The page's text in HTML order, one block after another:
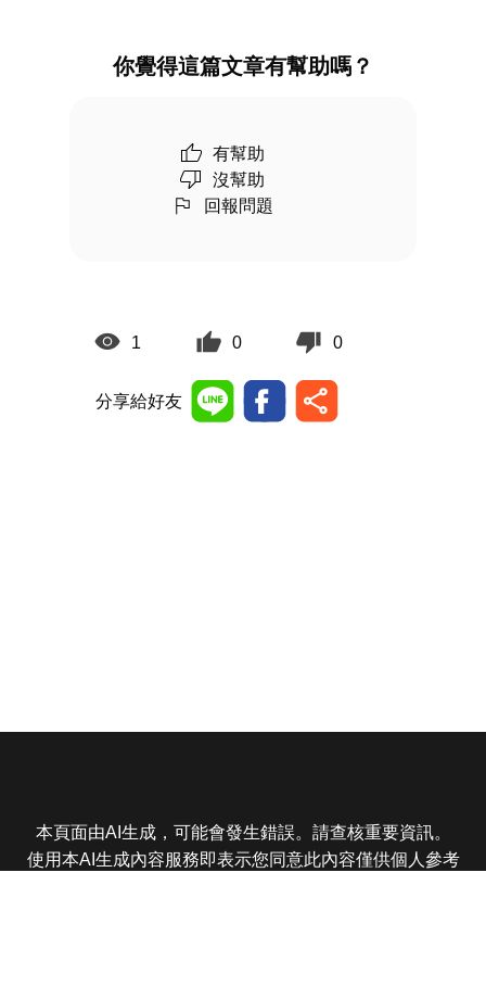
你覺得這篇文章有幫助嗎？
有幫助
沒幫助
回報問題
1 0 0
分享給好友
本頁面由AI生成，可能會發生錯誤。請查核重要資訊。
使用本AI生成內容服務即表示您同意此內容僅供個人參考